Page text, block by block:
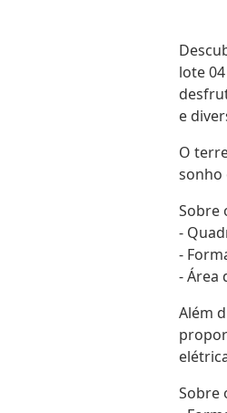
lote
e
O
sonho
Sobre
-
-
- Área
Além
Sobre